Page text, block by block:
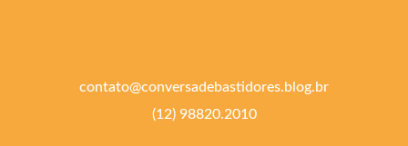
contato@conversadebastidores.blog.br
(12) 98820.2010